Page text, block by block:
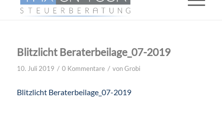
Blitzlicht Beraterbeilage_07-2019
10. Juli 2019 / 0 Kommentare / vonGrobi
Blitzlicht Beraterbeilage_07-2019